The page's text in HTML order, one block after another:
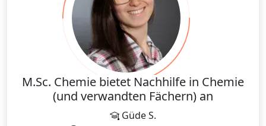
M.Sc. Chemie bietet Nachhilfe in Chemie
(und verwandten Fächern) an
Güde S.